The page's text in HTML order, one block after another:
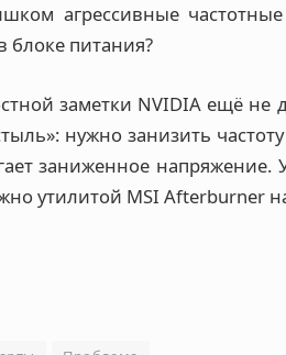
агрессивные
блоке питания?
заметки NVIDIA ещё не
нужно занизить
заниженное напряжение.
утилитой MSI Afterburner